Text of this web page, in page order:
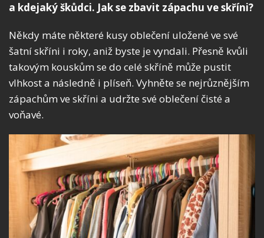
a kdejaký škůdci. Jak se zbavit zápachu ve skříni?
Někdy máte některé kusy oblečení uložené ve své
šatní skříni i roky, aniž byste je vyndali. Přesně kvůli
takovým kouskům se do celé skříně může pustit
vlhkost a následně i plíseň. Vyhněte se nejrůznějším
zápachům ve skříni a udržte své oblečení čisté a
voňavé.